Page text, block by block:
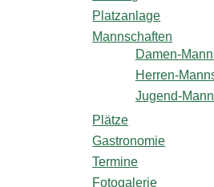
Platzanlage
Mannschaften
Damen-
Herren-
Jugend-
Plätze
Gastronomie
Termine
Fotogalerie